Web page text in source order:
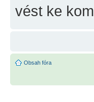
vést ke
Obsah fóra